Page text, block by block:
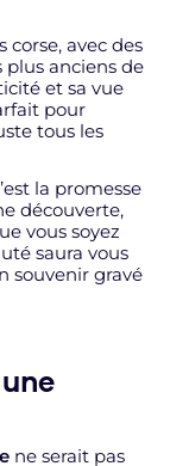
corse, avec des
plus anciens de
et sa vue
pour
tous les
la promesse
découverte,
vous soyez
saura vous
souvenir gravé
ne serait pas